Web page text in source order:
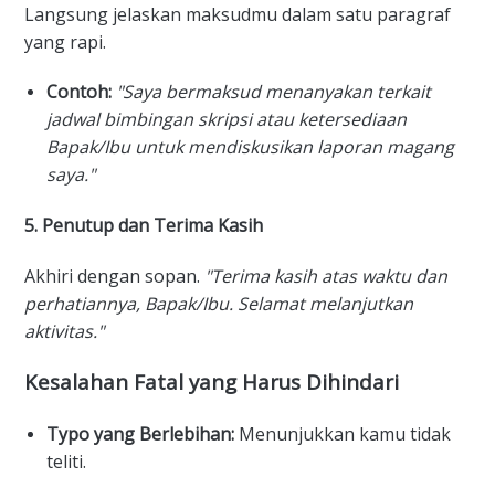
Langsung jelaskan maksudmu dalam satu paragraf
yang rapi.
Contoh: "Saya bermaksud menanyakan terkait
jadwal bimbingan skripsi atau ketersediaan
Bapak/Ibu untuk mendiskusikan laporan magang
saya."
5. Penutup dan Terima Kasih
Akhiri dengan sopan. "Terima kasih atas waktu dan
perhatiannya, Bapak/Ibu. Selamat melanjutkan
aktivitas."
Kesalahan Fatal yang Harus Dihindari
Typo yang Berlebihan: Menunjukkan kamu tidak
teliti.